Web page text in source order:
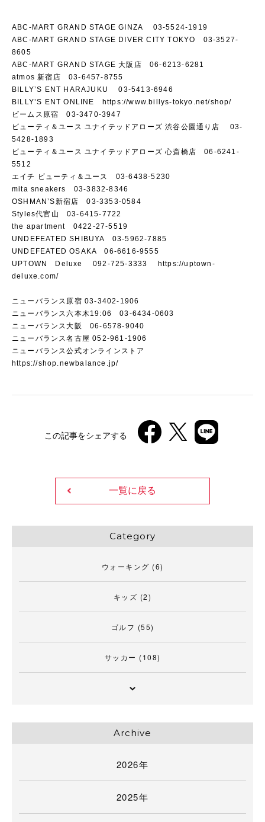
ABC-MART GRAND STAGE GINZA 03-5524-1919
ABC-MART GRAND STAGE DIVER CITY TOKYO 03-3527-
8605
ABC-MART GRAND STAGE 大阪店 06-6213-6281
atmos 新宿店 03-6457-8755
BILLY’S ENT HARAJUKU 03-5413-6946
BILLY’S ENT ONLINE https://www.billys-tokyo.net/shop/
ビームス原宿 03-3470-3947
ビューティ＆ユース ユナイテッドアローズ 渋谷公園通り店 03-
5428-1893
ビューティ＆ユース ユナイテッドアローズ 心斎橋店 06-6241-
5512
エイチ ビューティ＆ユース 03-6438-5230
mita sneakers 03-3832-8346
OSHMAN’S新宿店 03-3353-0584
Styles代官山 03-6415-7722
the apartment 0422-27-5519
UNDEFEATED SHIBUYA 03-5962-7885
UNDEFEATED OSAKA 06-6616-9555
UPTOWN Deluxe 092-725-3333 https://uptown-
deluxe.com/
ニューバランス原宿 03-3402-1906
ニューバランス六本木19:06 03-6434-0603
ニューバランス大阪 06-6578-9040
ニューバランス名古屋 052-961-1906
ニューバランス公式オンラインストア
https://shop.newbalance.jp/
この記事をシェアする
一覧に戻る
Category
ウォーキング (6)
キッズ (2)
ゴルフ (55)
サッカー (108)
Archive
2026年
2025年